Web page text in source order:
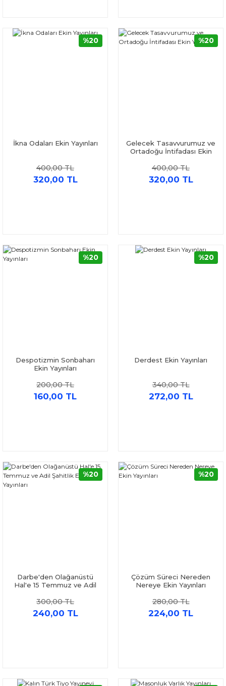
İkna Odaları Ekin Yayınları
400,00 TL
320,00 TL
%20
Gelecek Tasavvurumuz ve
Ortadoğu İntifadası Ekin
400,00 TL
320,00 TL
%20
Despotizmin Sonbaharı
Ekin Yayınları
200,00 TL
160,00 TL
%20
Derdest Ekin Yayınları
340,00 TL
272,00 TL
%20
Darbe'den Olağanüstü
Hal'e 15 Temmuz ve Adil
300,00 TL
240,00 TL
%20
Çözüm Süreci Nereden
Nereye Ekin Yayınları
280,00 TL
224,00 TL
%20